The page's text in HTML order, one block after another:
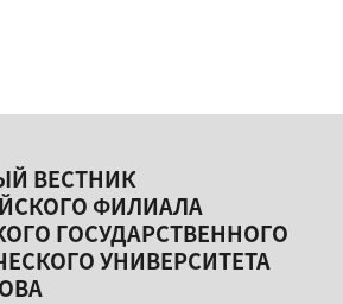
ВЕСТНИК
ФИЛИАЛА
ГОСУДАРСТВЕННОГО
УНИВЕРСИТЕТА